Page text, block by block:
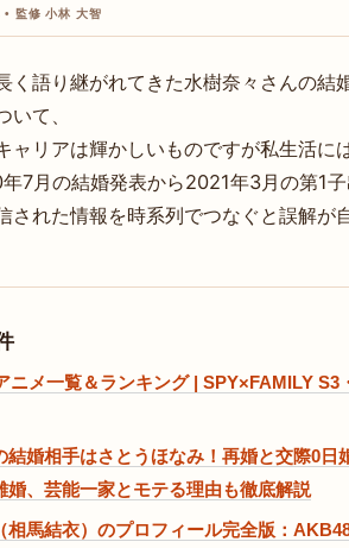
監修 小林 大智
く語り継がれてきた水樹奈々さんの結
いて、
ャリアは輝かしいものですが私生活に
7月の結婚発表から2021年3月の第1
された情報を時系列でつなぐと誤解が
ニメ一覧＆ランキング | SPY×FAMILY S3
結婚相手はさとうほなみ！再婚と交際0日
婚、芸能一家とモテる理由も徹底解説
相馬結衣）のプロフィール完全版：